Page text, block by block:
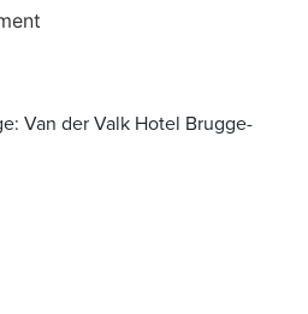
Van der Valk Hotel Brugge-